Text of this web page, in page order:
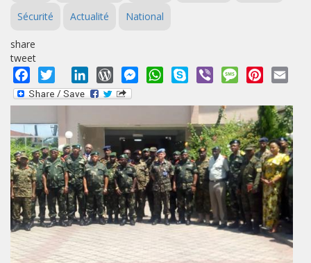
Sécurité Actualité National
share
tweet
Facebook
Twitter LinkedInWordPressMessengerWhatsApp
Skype Viber MessagePinterest